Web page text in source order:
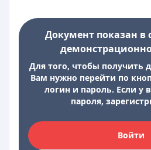
Документ показан
Для того, чтобы получить
Вам нужно перейти по
логин и пароль. Если у
пароля,
Войти